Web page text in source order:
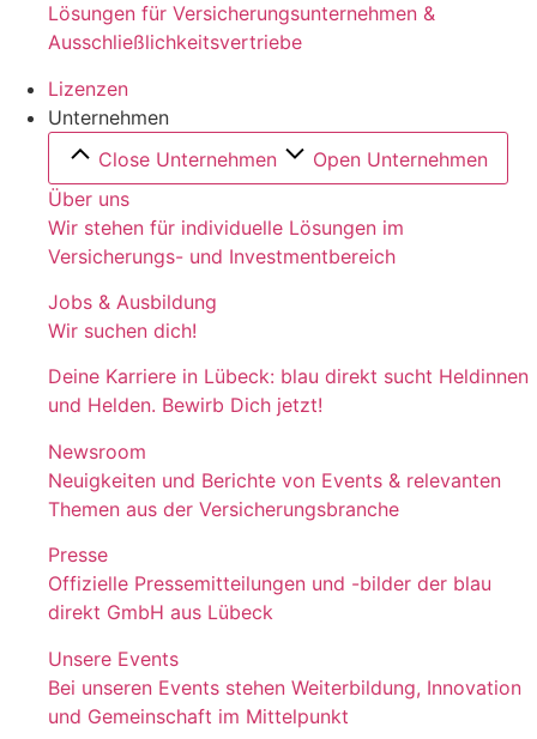
Lösungen für Versicherungsunternehmen &
Ausschließlichkeitsvertriebe
Lizenzen
Unternehmen
Close Unternehmen
Open Unternehmen
Über uns
Wir stehen für individuelle Lösungen im
Versicherungs- und Investmentbereich
Jobs & Ausbildung
Wir suchen dich!
Deine Karriere in Lübeck: blau direkt sucht Heldinnen
und Helden. Bewirb Dich jetzt!
Newsroom
Neuigkeiten und Berichte von Events & relevanten
Themen aus der Versicherungsbranche
Presse
Offizielle Pressemitteilungen und -bilder der blau
direkt GmbH aus Lübeck
Unsere Events
Bei unseren Events stehen Weiterbildung, Innovation
und Gemeinschaft im Mittelpunkt